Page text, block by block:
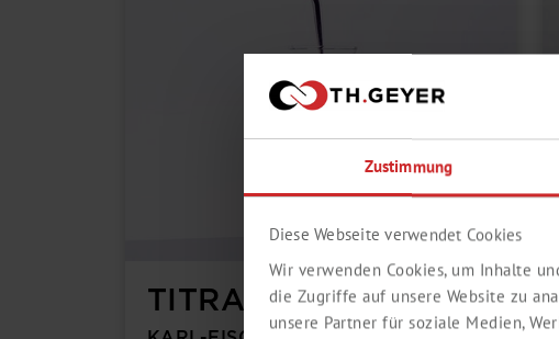
Zustimmung
Diese Webseite verwendet Cookies
Wir verwenden Cookies, um Inhalte
die Zugriffe auf unsere Website zu
unsere Partner für soziale Medien,
TITRATION